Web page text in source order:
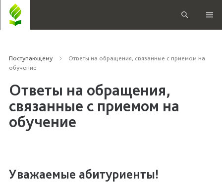
Поступающему
Ответы на обращения, связанные с приемом на
обучение
Ответы на обращения,
связанные с приемом на
обучение
Уважаемые абитуриенты!